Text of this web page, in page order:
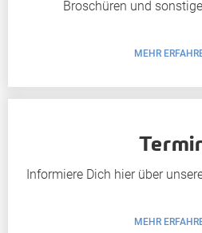
Broschüren und
MEHR
Informiere Dich hier über
MEHR